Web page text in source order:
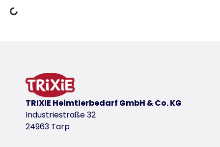
Loading Data
TRIXIE Heimtierbedarf GmbH & Co. KG
Industriestraße 32
24963 Tarp